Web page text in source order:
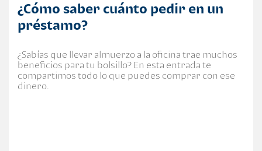
¿Cómo saber cuánto pedir en un
préstamo?
¿Sabías que llevar almuerzo a la oficina trae muchos
beneficios para tu bolsillo? En esta entrada te
compartimos todo lo que puedes comprar con ese
dinero.